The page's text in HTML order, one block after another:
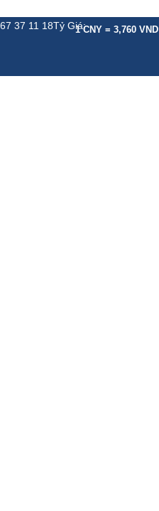
37 11 18Tỷ Giá:1 CNY = 3,760 VND